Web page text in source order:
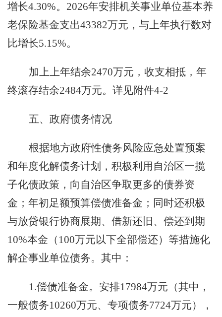
增长4.30%。 2026年安排机关事业单位基本养
老保险基金支出43382万元，与上年执行数对
比增长5.15%。
加上上年结余2470万元，收支相抵，年
终滚存结余2484万元。详见附件4-2
五、政府债务情况
根据地方政府性债务风险应急处置预案
和年度化解债务计划， 积极利用自治区一揽
子化债政策，向 自治区争取更多的债券资
金； 年初足额预算偿债准备金 ；同时还积极
与放贷银行协商展期、借新还旧、偿还到期
10%本金（ 100万元以下全部偿还）等措施化
解企事业单位债务。 其中：
1.偿债准备金。安排17984万元（其中，
一般债务10260万元、专项债务7724万元），